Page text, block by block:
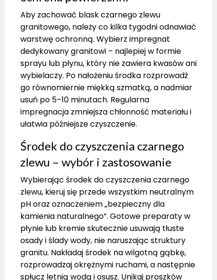
Aby zachować blask czarnego zlewu
granitowego, należy co kilka tygodni odnawiać
warstwę ochronną. Wybierz impregnat
dedykowany granitowi – najlepiej w formie
sprayu lub płynu, który nie zawiera kwasów ani
wybielaczy. Po nałożeniu środka rozprowadź
go równomiernie miękką szmatką, a nadmiar
usuń po 5–10 minutach. Regularna
impregnacja zmniejsza chłonność materiału i
ułatwia późniejsze czyszczenie.
Środek do czyszczenia czarnego
zlewu – wybór i zastosowanie
Wybierając środek do czyszczenia czarnego
zlewu, kieruj się przede wszystkim neutralnym
pH oraz oznaczeniem „bezpieczny dla
kamienia naturalnego”. Gotowe preparaty w
płynie lub kremie skutecznie usuwają tłuste
osady i ślady wody, nie naruszając struktury
granitu. Nakładaj środek na wilgotną gąbkę,
rozprowadzaj okrężnymi ruchami, a następnie
spłucz letnią wodą i osusz. Unikaj proszków